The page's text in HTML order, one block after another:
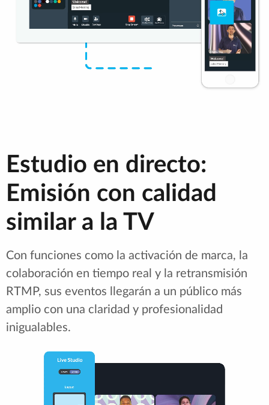
Estudio en directo:
Emisión con calidad
similar a la TV
Con funciones como la activación de marca, la
colaboración en tiempo real y la retransmisión
RTMP, sus eventos llegarán a un público más
amplio con una claridad y profesionalidad
inigualables.